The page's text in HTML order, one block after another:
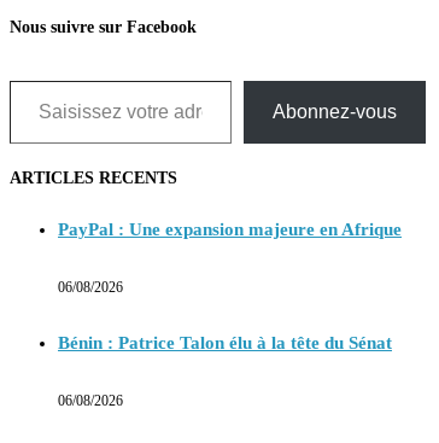
Nous suivre sur Facebook
Saisissez votre adresse e-mail…
Abonnez-vous
ARTICLES RECENTS
PayPal : Une expansion majeure en Afrique
06/08/2026
Bénin : Patrice Talon élu à la tête du Sénat
06/08/2026